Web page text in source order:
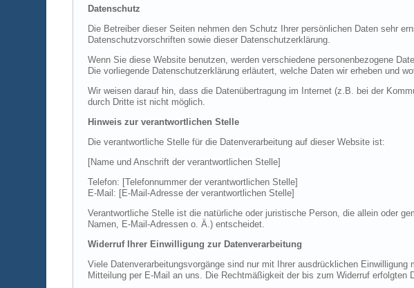
Datenschutz
Die Betreiber dieser Seiten nehmen den Schutz Ihrer persönlichen Daten sehr
Datenschutzvorschriften sowie dieser Datenschutzerklärung.
Wenn Sie diese Website benutzen, werden verschiedene personenbezogene
Die vorliegende Datenschutzerklärung erläutert, welche Daten wir erheben und
Wir weisen darauf hin, dass die Datenübertragung im Internet (z.B. bei der
durch Dritte ist nicht möglich.
Hinweis zur verantwortlichen Stelle
Die verantwortliche Stelle für die Datenverarbeitung auf dieser Website ist:
[Name und Anschrift der verantwortlichen Stelle]
Telefon: [Telefonnummer der verantwortlichen Stelle]
E-Mail: [E-Mail-Adresse der verantwortlichen Stelle]
Verantwortliche Stelle ist die natürliche oder juristische Person, die allein oder
Namen, E-Mail-Adressen o. Ä.) entscheidet.
Widerruf Ihrer Einwilligung zur Datenverarbeitung
Viele Datenverarbeitungsvorgänge sind nur mit Ihrer ausdrücklichen
Mitteilung per E-Mail an uns. Die Rechtmäßigkeit der bis zum Widerruf erfolgten